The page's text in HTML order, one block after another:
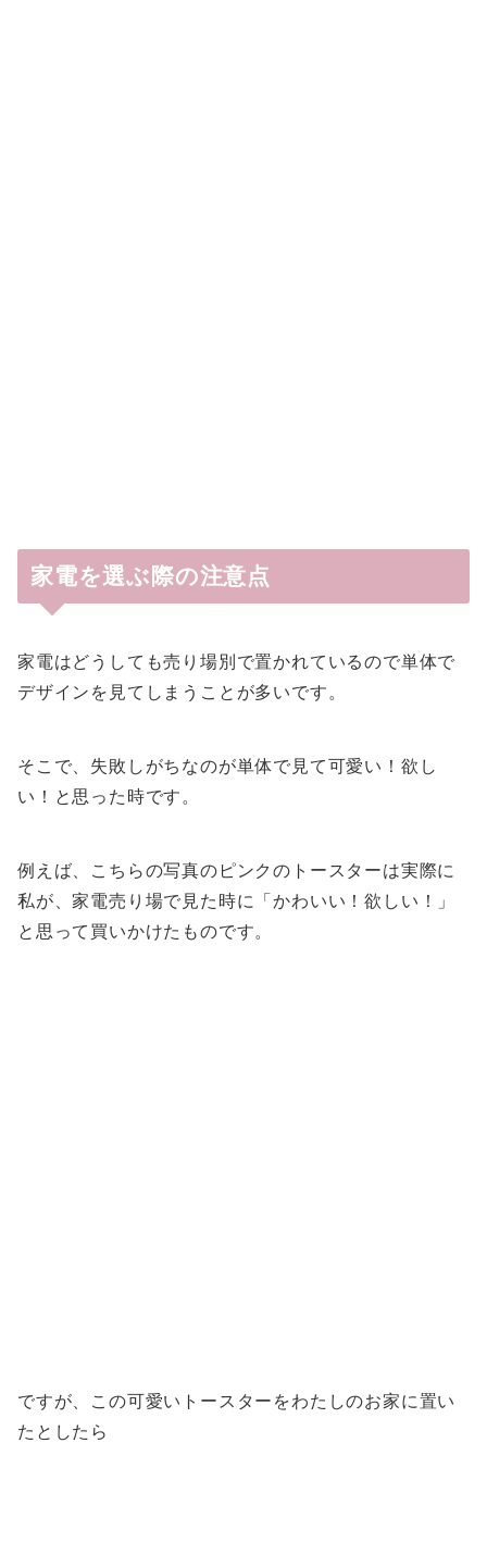
家電を選ぶ際の注意点
家電はどうしても売り場別で置かれているので単体で
デザインを見てしまうことが多いです。
そこで、失敗しがちなのが単体で見て可愛い！欲し
い！と思った時です。
例えば、こちらの写真のピンクのトースターは実際に
私が、家電売り場で見た時に「かわいい！欲しい！」
と思って買いかけたものです。
ですが、この可愛いトースターをわたしのお家に置い
たとしたら